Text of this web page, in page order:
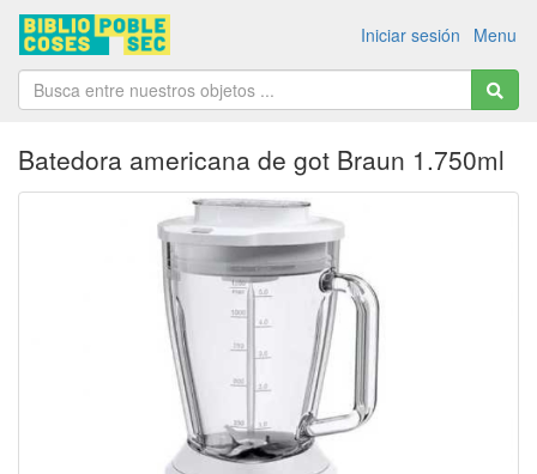
Menu
Iniciar sesión
Batedora americana de got Braun 1.750ml